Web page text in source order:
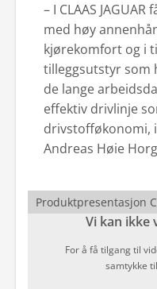
– I CLAAS
med høy
kjørekomfort og i
tilleggsutstyr som
de lange
effektiv drivlinje
drivstofføkonomi,
Andreas Høie
Produktpresentasjon
Vi kan ikke
For å få tilgang til
samtykke